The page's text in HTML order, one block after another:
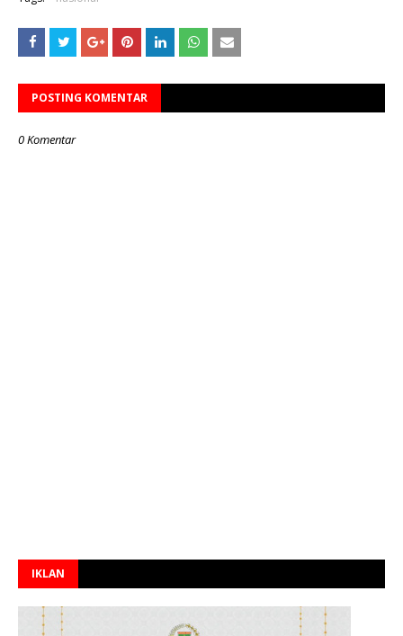
POSTING KOMENTAR
0 Komentar
IKLAN